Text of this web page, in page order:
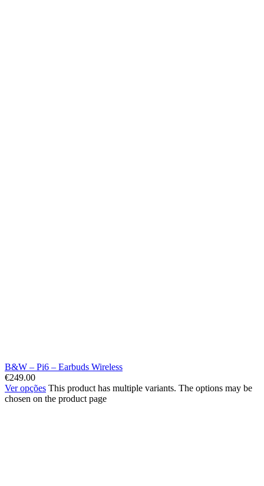
B&W – Pi6 – Earbuds Wireless
€249.00
Ver opções This product has multiple variants. The options may be
chosen on the product page